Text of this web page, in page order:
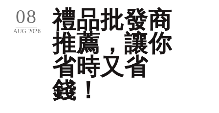
實用贈品
專業贈禮品批發零售
少量客製化禮品
08
AUG.2026
禮品批發商
推薦，讓你
省時又省
錢！